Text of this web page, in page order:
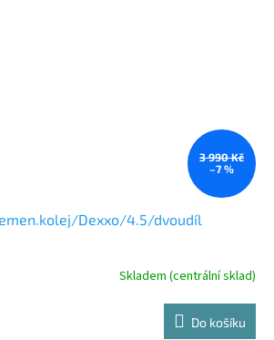
3 990 Kč
–7 %
Dexxo/4.5/dvoudíl
Skladem (centrální sklad)
Do košíku